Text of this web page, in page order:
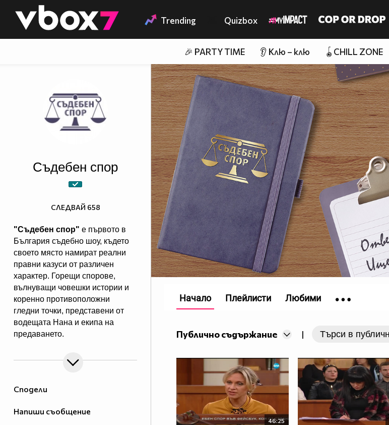
👾 Trending Quizbox
🎉 PARTY TIME 👂 Клю – клю 🪀CHILL ZONE
Сподели
Напиши съобщение
Съдебен спор
"Съдебен спор" е първото в
България съдебно шоу, където
своето място намират реални
правни казуси от различен
характер. Горещи спорове,
вълнуващи човешки истории и
коренно противоположни
гледни точки, представени от
водещата Нана и екипа на
предаването.
неделя, 11.00 ч., по Нова.
Eпизодите на предаването може
СЛЕДВАЙ 658
Публично съдържание |
46:25
Начало Плейлисти Любими